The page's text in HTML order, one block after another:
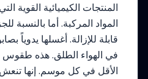
المنتجات الكيميائية القوية
المواد المركبة. أما بالنسبة
قابلة للإزالة. أغسلها يدوياً
في الهواء الطلق. هذه طقوس
الأقل في كل موسم. إنها